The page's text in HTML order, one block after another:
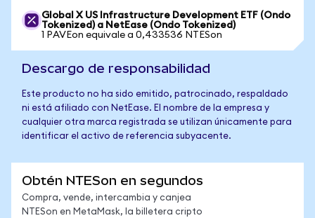
Global X US Infrastructure Development ETF (Ondo
Tokenized) a NetEase (Ondo Tokenized)
1 PAVEon equivale a 0,433536 NTESon
Descargo de responsabilidad
Este producto no ha sido emitido, patrocinado, respaldado
ni está afiliado con NetEase. El nombre de la empresa y
cualquier otra marca registrada se utilizan únicamente para
identificar el activo de referencia subyacente.
Obtén NTESon en segundos
Compra, vende, intercambia y canjea
NTESon en MetaMask, la billetera cripto